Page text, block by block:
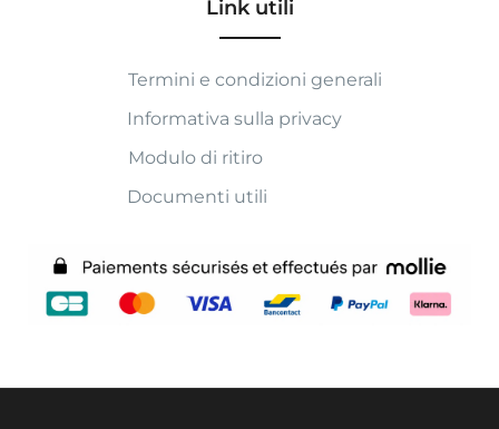
Link utili
Termini e condizioni generali
Informativa sulla privacy
Modulo di ritiro
Documenti utili